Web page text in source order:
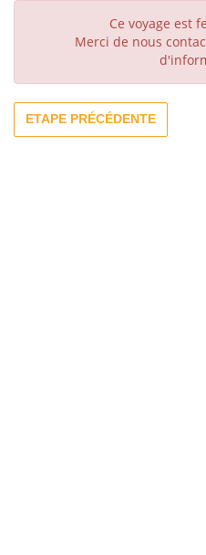
Ce voyage est
Merci de nous
ETAPE PRÉCÉDENTE